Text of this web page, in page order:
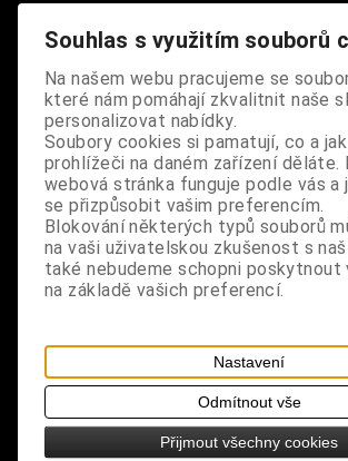
vnitřní klid.
složení: přírodní sušené větvičky,
popis: šalvěj pouštní je původem ze
okraje pouště Colorado, je známá a
požívaná mezi domorodými obyvateli
Ameriky, je součástí očistných
kořeněná rostlina doutná a uvolňuje
kouř, stimuluje získávání vizí a vyhání
energii i špatné entity, vykuřování
vědomí, pouštní šalvěj je široce
produkt, pokud jde o úsvit a
vůně: dřevitá, bylinná, intenzivní,
Souhlas s využitím souborů
Na našem webu pracujeme se
které nám pomáhají zkvalitnit naše
personalizovat nabídky.
Soubory cookies si pamatují, co a
prohlížeči na daném zařízení děláte.
webová stránka funguje podle vás a
se přizpůsobit vašim preferencím.
Blokování některých typů souborů
na vaši uživatelskou zkušenost s
také nebudeme schopni poskytnout
na základě vašich preferencí.
Nastavení
Odmítnout vše
Přijmout všechny cookies